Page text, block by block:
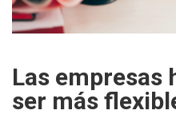
Las empresas
ser más